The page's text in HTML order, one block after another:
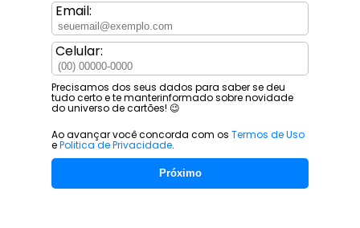
Email:
Celular:
Precisamos dos seus dados para saber se deu
tudo certo e te manterinformado sobre novidade
do universo de cartões! 😉
Ao avançar você concorda com os Termos de Uso
ePolitica de Privacidade.
Próximo